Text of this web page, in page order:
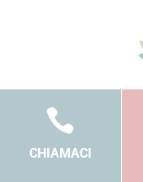

CHIAMACI